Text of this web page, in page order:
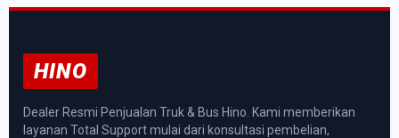
HINO
Dealer Resmi Penjualan Truk & Bus Hino. Kami memberikan
layanan Total Support mulai dari konsultasi pembelian,